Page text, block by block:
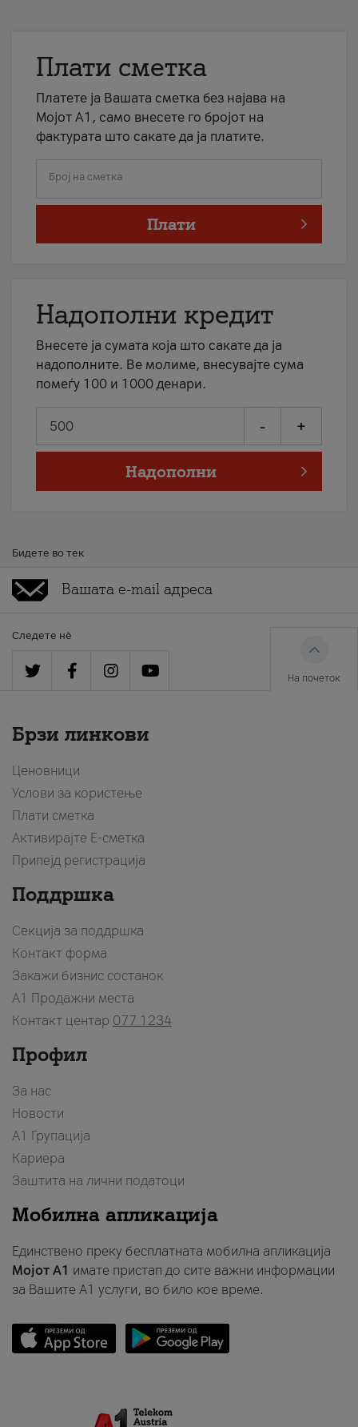
Плати сметка
Платете ја Вашата сметка без најава на
Мојот А1, само внесете го бројот на
фактурата што сакате да ја платите.
Број на сметка
Плати
Надополни кредит
Внесете ја сумата која што сакате да ја
надополните. Ве молиме, внесувајте сума
помеѓу 100 и 1000 денари.
- +
Надополни
Бидете во тек
Следете нè
На почеток
Брзи линкови
Ценовници
Услови за користење
Плати сметка
Активирајте Е-сметка
Припејд регистрација
Поддршка
Секција за поддршка
Контакт форма
Закажи бизнис состанок
A1 Продажни места
Контакт центар 077 1234
Профил
За нас
Новости
А1 Групација
Кариера
Заштита на лични податоци
Мобилна апликација
Единствено преку бесплатната мобилна апликација
Мојот A1 имате пристап до сите важни информации
за Вашите A1 услуги, во било кое време.